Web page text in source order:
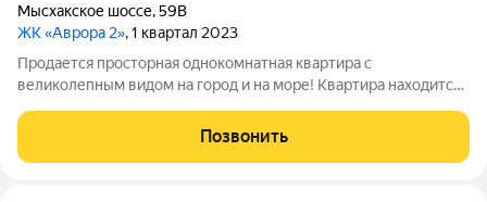
Мысхакское шоссе,59В
ЖК «Аврора 2», 1 квартал 2023
Продается просторная однокомнатная квартира с
великолепным видом на город и на море! Квартира находится
бокс, что позволяет вам сразу приступить к реализации своих
дизайнерских идей.
Позвонить